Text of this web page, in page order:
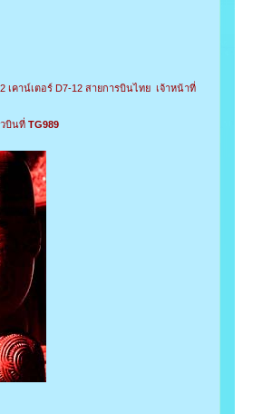
คาน์เตอร์ D7-12 สายการบินไทย เจ้าหน้าที่
บินที่ TG989